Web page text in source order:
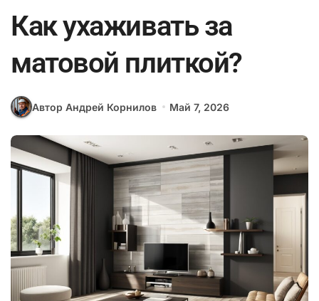
Как ухаживать за
матовой плиткой?
Автор Андрей Корнилов Май 7, 2026